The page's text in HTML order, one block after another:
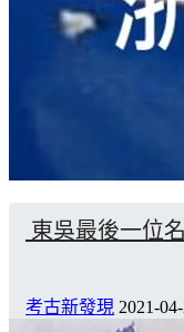
東吳最後一位
考古新發現 2021-